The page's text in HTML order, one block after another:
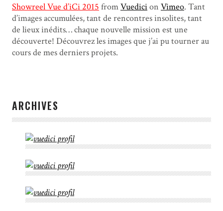
Showreel Vue d’iCi 2015 fromVuedicion Vimeo. Tant
d’images accumulées, tant de rencontres insolites, tant
de lieux inédits… chaque nouvelle mission est une
découverte! Découvrez les images que j’ai pu tourner au
cours de mes derniers projets.
ARCHIVES